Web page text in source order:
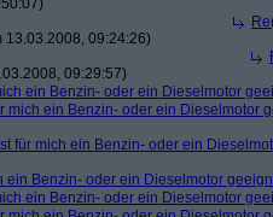
13.03.2008, 09:24:26)
09:29:57)
ein Benzin- oder ein Dieselmotor
mich ein Benzin- oder ein Dieselmotor
für mich ein Benzin- oder ein
ein Benzin- oder ein Dieselmotor
ein Benzin- oder ein Dieselmotor